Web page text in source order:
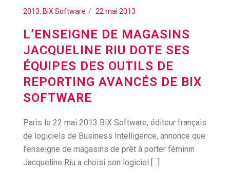
2013, BiX Software 22 mai 2013
L’ENSEIGNE DE MAGASINS
JACQUELINE RIU DOTE SES
ÉQUIPES DES OUTILS DE
REPORTING AVANCÉS DE BIX
SOFTWARE
Paris le 22 mai 2013 BiX Software, éditeur français
de logiciels de Business Intelligence, annonce que
l’enseigne de magasins de prêt à porter féminin
Jacqueline Riu a choisi son logiciel [...]